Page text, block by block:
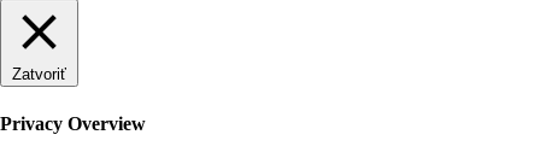
Zatvoriť
Privacy Overview